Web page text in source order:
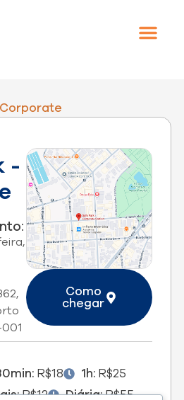
-
Como
chegar
R$18 1h: R$25
R$12 Diária:R$55